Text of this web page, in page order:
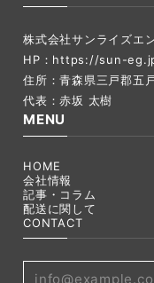
株式会社サンライズエ
HP： https://sun-
住所：青森県三戸郡五
代表：赤坂 太樹
MENU
HOME
会社情報
記事・コラム
配送に関して
CONTACT